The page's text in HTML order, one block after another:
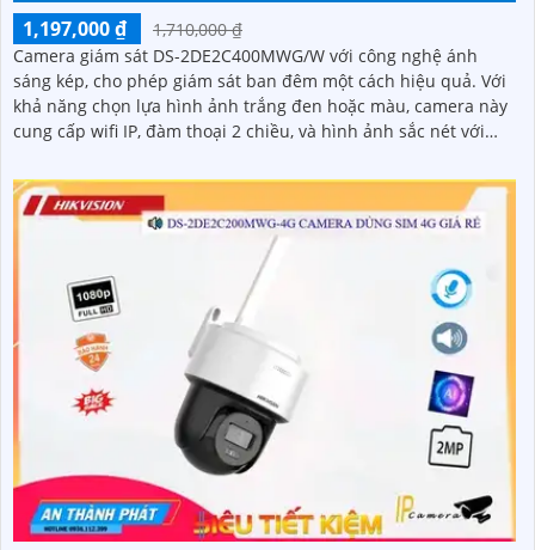
1,197,000 ₫
1,710,000 ₫
Camera giám sát DS-2DE2C400MWG/W với công nghệ ánh
sáng kép, cho phép giám sát ban đêm một cách hiệu quả. Với
khả năng chọn lựa hình ảnh trắng đen hoặc màu, camera này
cung cấp wifi IP, đàm thoại 2 chiều, và hình ảnh sắc nét với